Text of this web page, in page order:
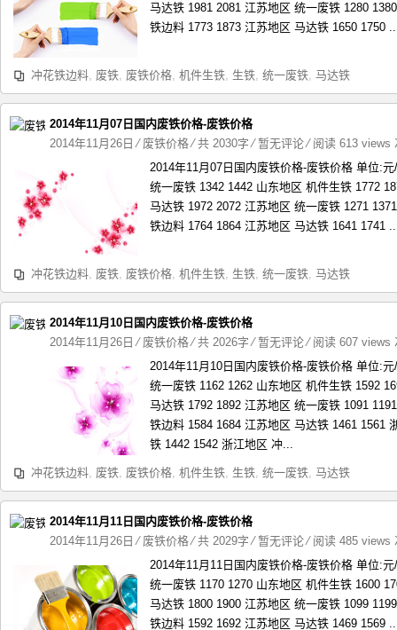
马达铁 1981 2081 江苏地区 统一废铁 1280
铁边料 1773 1873 江苏地区 马达铁 1650 1750
冲花铁边料, 废铁, 废铁价格, 机件生铁, 生铁, 统一废铁, 马达铁
2014年11月07日国内废铁价格-废铁价格
2014年11月26日 ⁄ 废铁价格⁄ 共 2030字⁄暂无评论⁄ 阅读 613 views
2014年11月07日国内废铁价格-废铁价格 单位:
统一废铁 1342 1442 山东地区 机件生铁 1772
马达铁 1972 2072 江苏地区 统一废铁 1271
铁边料 1764 1864 江苏地区 马达铁 1641 1741
冲花铁边料, 废铁, 废铁价格, 机件生铁, 生铁, 统一废铁, 马达铁
2014年11月10日国内废铁价格-废铁价格
2014年11月26日 ⁄ 废铁价格⁄ 共 2026字⁄暂无评论⁄ 阅读 607 views
2014年11月10日国内废铁价格-废铁价格 单位:
统一废铁 1162 1262 山东地区 机件生铁 1592
马达铁 1792 1892 江苏地区 统一废铁 1091
铁边料 1584 1684 江苏地区 马达铁 1461 1561
铁 1442 1542 浙江地区 冲...
冲花铁边料, 废铁, 废铁价格, 机件生铁, 生铁, 统一废铁, 马达铁
2014年11月11日国内废铁价格-废铁价格
2014年11月26日 ⁄ 废铁价格⁄ 共 2029字⁄暂无评论⁄ 阅读 485 views
2014年11月11日国内废铁价格-废铁价格 单位:
统一废铁 1170 1270 山东地区 机件生铁 1600
马达铁 1800 1900 江苏地区 统一废铁 1099
铁边料 1592 1692 江苏地区 马达铁 1469 1569